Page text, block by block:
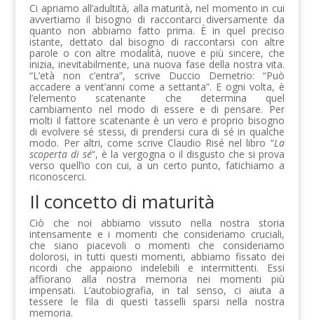
Ci apriamo all’adultità, alla maturità, nel momento in cui
avvertiamo il bisogno di raccontarci diversamente da
quanto non abbiamo fatto prima. È in quel preciso
istante, dettato dal bisogno di raccontarsi con altre
parole o con altre modalità, nuove e più sincere, che
inizia, inevitabilmente, una nuova fase della nostra vita.
“L’età non c’entra”, scrive Duccio Demetrio: “Può
accadere a vent’anni come a settanta”. E ogni volta, è
l’elemento scatenante che determina quel
cambiamento nel modo di essere e di pensare. Per
molti il fattore scatenante è un vero e proprio bisogno
di evolvere sé stessi, di prendersi cura di sé in qualche
modo. Per altri, come scrive Claudio Risé nel libro “La
scoperta di sé“, è la vergogna o il disgusto che si prova
verso quell’io con cui, a un certo punto, fatichiamo a
riconoscerci.
Il concetto di maturità
Ciò che noi abbiamo vissuto nella nostra storia
intensamente e i momenti che consideriamo cruciali,
che siano piacevoli o momenti che consideriamo
dolorosi, in tutti questi momenti, abbiamo fissato dei
ricordi che appaiono indelebili e intermittenti. Essi
affiorano alla nostra memoria nei momenti più
impensati. L’autobiografia, in tal senso, ci aiuta a
tessere le fila di questi tasselli sparsi nella nostra
memoria.